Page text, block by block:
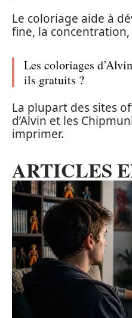
Le coloriage aide à
fine, la concentration,
Les coloriages
ils gratuits ?
La plupart des sites
d’Alvin et les
imprimer.
ARTICLES